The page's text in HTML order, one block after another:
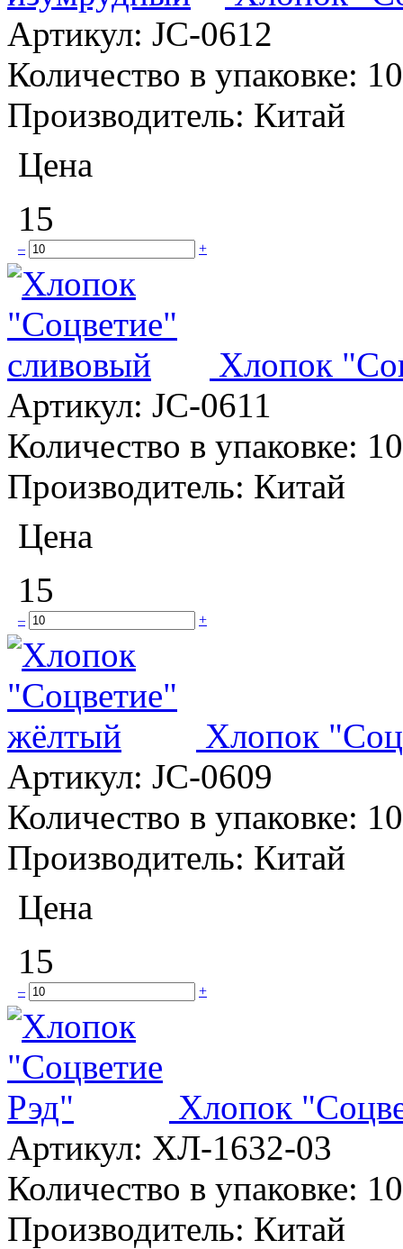
Артикул: JC-0612
Количество в упаковке: 10
Производитель: Китай
Цена
15
– +
Хлопок
Артикул: JC-0611
Количество в упаковке: 10
Производитель: Китай
Цена
15
– +
Хлопок
Артикул: JC-0609
Количество в упаковке: 10
Производитель: Китай
Цена
15
– +
Хлопок
Артикул: ХЛ-1632-03
Количество в упаковке: 10
Производитель: Китай